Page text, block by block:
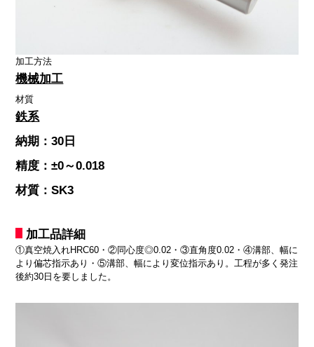
加工方法
機械加工
材質
鉄系
納期：30日
精度：±0～0.018
材質：SK3
加工品詳細
①真空焼入れHRC60・②同心度◎0.02・③直角度0.02・④溝部、幅に
より偏芯指示あり・⑤溝部、幅により変位指示あり。工程が多く発注
後約30日を要しました。